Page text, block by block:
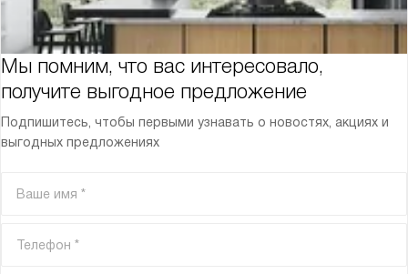
Мы помним, что вас интересовало,
получите выгодное предложение
Подпишитесь, чтобы первыми узнавать о новостях, акциях и
выгодных предложениях